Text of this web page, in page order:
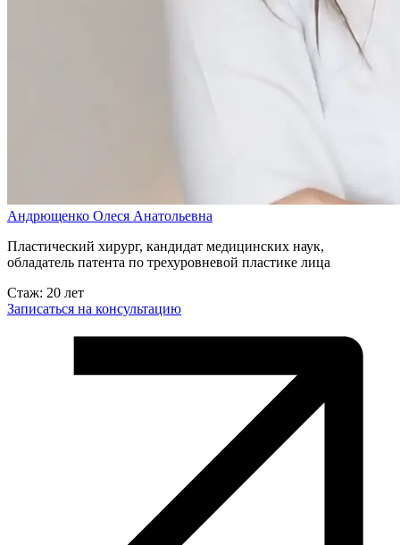
Андрющенко Олеся Анатольевна
Пластический хирург, кандидат медицинских наук,
обладатель патента по трехуровневой пластике лица
Стаж: 20 лет
Записаться на консультацию